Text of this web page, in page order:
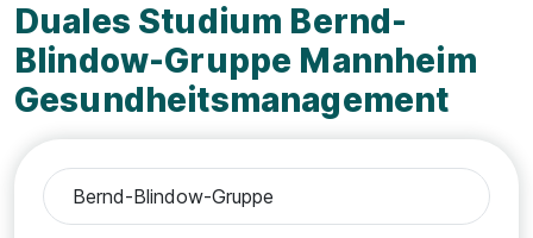
Duales Studium Bernd-
Blindow-Gruppe Mannheim
Gesundheitsmanagement